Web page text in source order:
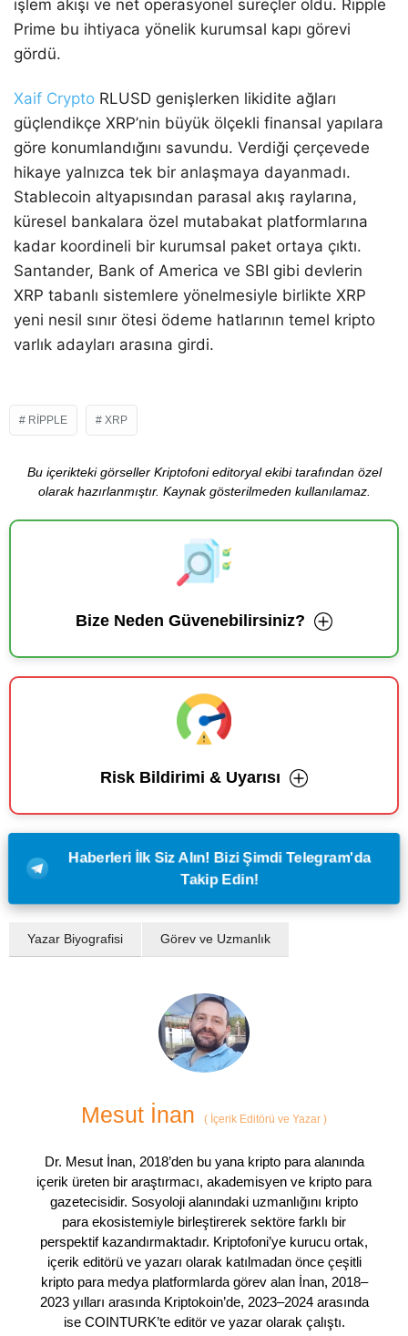
işlem akışı ve net operasyonel süreçler oldu. Ripple
Prime bu ihtiyaca yönelik kurumsal kapı görevi
gördü.
Xaif Crypto RLUSD genişlerken likidite ağları
güçlendikçe XRP’nin büyük ölçekli finansal yapılara
göre konumlandığını savundu. Verdiği çerçevede
hikaye yalnızca tek bir anlaşmaya dayanmadı.
Stablecoin altyapısından parasal akış raylarına,
küresel bankalara özel mutabakat platformlarına
kadar koordineli bir kurumsal paket ortaya çıktı.
Santander, Bank of America ve SBI gibi devlerin
XRP tabanlı sistemlere yönelmesiyle birlikte XRP
yeni nesil sınır ötesi ödeme hatlarının temel kripto
varlık adayları arasına girdi.
RIPPLE XRP
Bu içerikteki görseller Kriptofoni editoryal ekibi tarafından özel
olarak hazırlanmıştır. Kaynak gösterilmeden kullanılamaz.
Bize Neden Güvenebilirsiniz?
Risk Bildirimi & Uyarısı
Haberleri İlk Siz Alın! Bizi Şimdi Telegram'da
Takip Edin!
Yazar Biyografisi Görev ve Uzmanlık
Mesut İnan ( İçerik Editörü ve Yazar )
Dr. Mesut İnan, 2018’den bu yana kripto para alanında
içerik üreten bir araştırmacı, akademisyen ve kripto para
gazetecisidir. Sosyoloji alanındaki uzmanlığını kripto
para ekosistemiyle birleştirerek sektöre farklı bir
perspektif kazandırmaktadır. Kriptofoni’ye kurucu ortak,
içerik editörü ve yazarı olarak katılmadan önce çeşitli
kripto para medya platformlarda görev alan İnan, 2018–
2023 yılları arasında Kriptokoin’de, 2023–2024 arasında
ise COINTURK’te editör ve yazar olarak çalıştı.